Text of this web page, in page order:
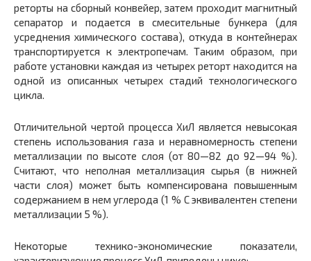
реторты на сборный конвейер, затем проходит магнитный
сепаратор и подается в смесительные бункера (для
усреднения химического состава), откуда в контейнерах
транспортируется к электропечам. Таким образом, при
работе установки каждая из четырех реторт находится на
одной из описанных четырех стадий технологического
цикла.
Отличительной чертой процесса ХиЛ является невысокая
степень использования газа и неравномерность степени
металлизации по высоте слоя (от 80—82 до 92—94 %).
Считают, что неполная металлизация сырья (в нижней
части слоя) может быть компенсирована повышенным
содержанием в нем углерода (1 % С эквивалентен степени
металлизации 5 %).
Некоторые технико-экономические показатели,